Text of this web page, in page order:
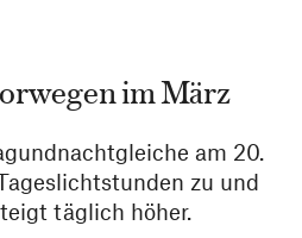
im März
am 20.
zu und
täglich höher.